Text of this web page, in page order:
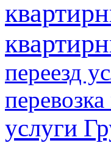
переезд
услуги